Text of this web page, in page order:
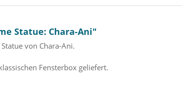
Statue: Chara-Ani"
von Chara-Ani.
Fensterbox geliefert.